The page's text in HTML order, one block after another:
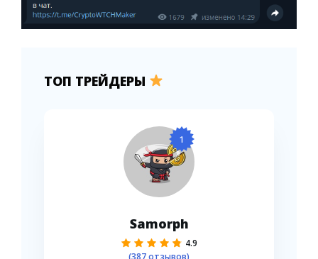
ТОП ТРЕЙДЕРЫ
1
Samorph
4.9
(387 отзывов)